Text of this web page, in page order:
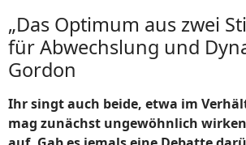
„Das Optimum aus zwei
für Abwechslung und
Gordon
Ihr singt auch beide, etwa im
mag zunächst ungewöhnlich